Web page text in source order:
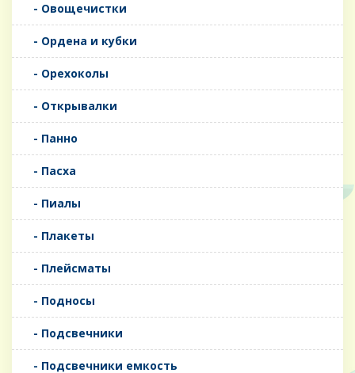
- Овощечистки
- Ордена и кубки
- Орехоколы
- Открывалки
- Панно
- Пасха
- Пиалы
- Плакеты
- Плейсматы
- Подносы
- Подсвечники
- Подсвечники емкость